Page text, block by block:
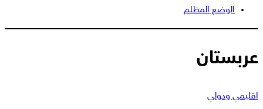
الوضع المظلم
عربستان
اقليمي ودولي